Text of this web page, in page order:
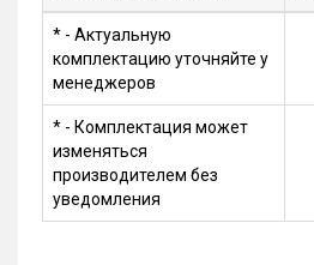
* - Актуальную
комплектацию уточняйте у
менеджеров
* - Комплектация может
изменяться
производителем без
уведомления